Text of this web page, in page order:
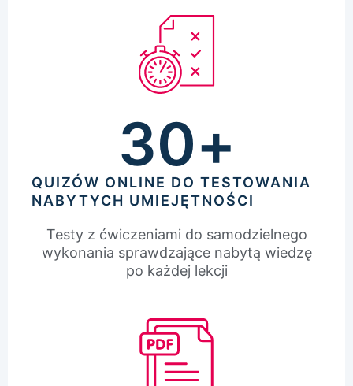
QUIZÓW ONLINE DO TESTOWANIA
NABYTYCH UMIEJĘTNOŚCI
30+
Testy z ćwiczeniami do samodzielnego
wykonania sprawdzające nabytą wiedzę
po każdej lekcji